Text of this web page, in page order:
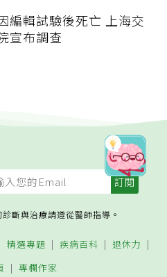
編輯試驗後死亡 上海交
宣布調查
斷與治療請遵從醫師指導。
精選專題 疾病百科
退休力
專欄作家